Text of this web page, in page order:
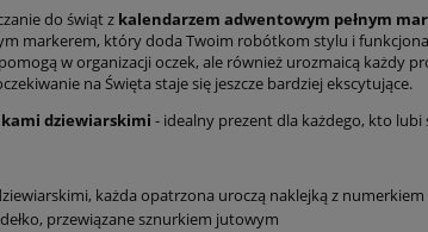
do świąt z kalendarzem adwentowym pełnym
markerem, który doda Twoim robótkom stylu i
w organizacji oczek, ale również urozmaicą każdy
na Święta staje się jeszcze bardziej ekscytujące.
dziewiarskimi - idealny prezent dla każdego, kto lubi
każda opatrzona uroczą naklejką z numerkiem
przewiązane sznurkiem jutowym